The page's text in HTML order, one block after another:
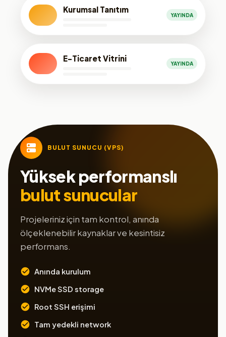
Kurumsal Tanıtım
YAYINDA
E-Ticaret Vitrini
YAYINDA
BULUT SUNUCU (VPS)
Yüksek performanslı
bulut sunucular
Projeleriniz için tam kontrol, anında
ölçeklenebilir kaynaklar ve kesintisiz
performans.
Anında kurulum
NVMe SSD storage
Root SSH erişimi
Tam yedekli network